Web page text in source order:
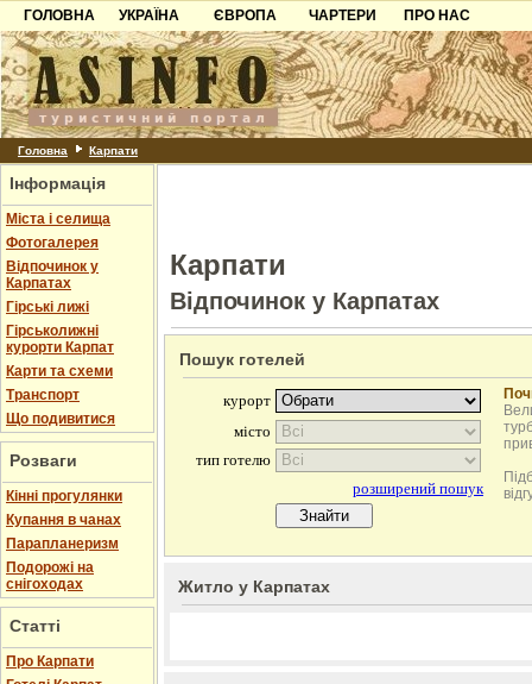
ГОЛОВНА
УКРАЇНА
Карпати
Азов
Причорноморря
Шацьк
ЄВРОПА
Чорногорія
Хорватія
Болгарія
ЧАРТЕРИ
ПРО НАС
Контакти
Партнерам
Додати готель
Головна Карпати
Інформація
Міста і селища
Фотогалерея
Відпочинок у
Карпатах
Гірські лижі
Гірськолижні
курорти Карпат
Карти та схеми
Транспорт
Що подивитися
Розваги
Кінні прогулянки
Купання в чанах
Парапланеризм
Подорожі на
снігоходах
Статті
Про Карпати
Карпати
Відпочинок у Карпатах
Пошук готелей
Житло у Карпатах